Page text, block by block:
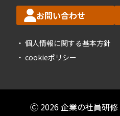
お問い合わせ
個人情報に関する基本方針
cookieポリシー
Ⓒ 2026 企業の社員研修